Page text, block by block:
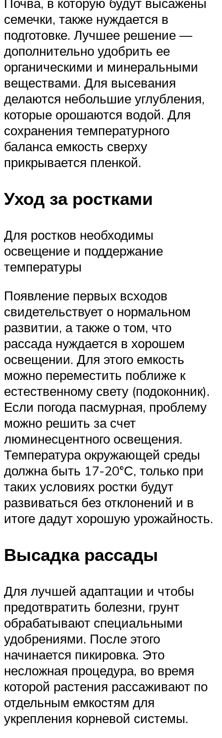
семечки, также нуждается в
подготовке. Лучшее решение —
дополнительно удобрить ее
органическими и минеральными
веществами. Для высевания
делаются небольшие углубления,
которые орошаются водой. Для
сохранения температурного
баланса емкость сверху
прикрывается пленкой.
Уход за ростками
Для ростков необходимы
освещение и поддержание
температуры
Появление первых всходов
свидетельствует о нормальном
развитии, а также о том, что
рассада нуждается в хорошем
освещении. Для этого емкость
можно переместить поближе к
естественному свету (подоконник).
Если погода пасмурная, проблему
можно решить за счет
люминесцентного освещения.
Температура окружающей среды
должна быть 17-20°С, только при
таких условиях ростки будут
развиваться без отклонений и в
итоге дадут хорошую урожайность.
Высадка рассады
Для лучшей адаптации и чтобы
предотвратить болезни, грунт
обрабатывают специальными
удобрениями. После этого
начинается пикировка. Это
несложная процедура, во время
которой растения рассаживают по
отдельным емкостям для
укрепления корневой системы.